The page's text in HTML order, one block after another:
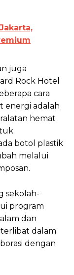
juga
Rock Hotel
cara
energi adalah
hemat
botol plastik
melalui
sekolah-
program
dan
dalam
dengan